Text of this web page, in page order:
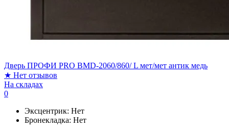
Дверь ПРОФИ PRO BMD-2060/860/ L мет/мет антик медь
★ Нет отзывов
На складах
0
Эксцентрик: Нет
Бронекладка: Нет